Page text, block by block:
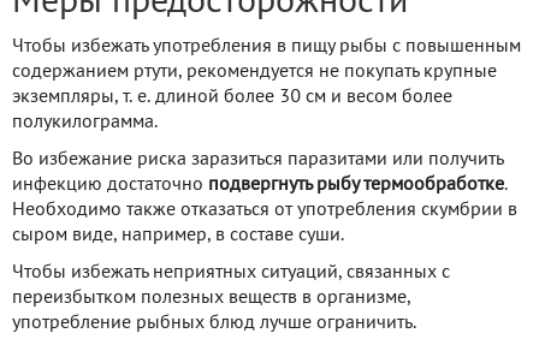
Чтобы избежать употребления в пищу рыбы с повышенным
содержанием ртути, рекомендуется не покупать крупные
экземпляры, т. е. длиной более 30 см и весом более
полукилограмма.
Во избежание риска заразиться паразитами или получить
инфекцию достаточно подвергнуть рыбу термообработке.
Необходимо также отказаться от употребления скумбрии в
сыром виде, например, в составе суши.
Чтобы избежать неприятных ситуаций, связанных с
переизбытком полезных веществ в организме,
употребление рыбных блюд лучше ограничить.